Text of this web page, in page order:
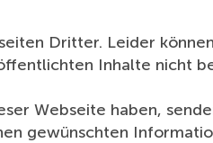
Dritter. Leider
Inhalte nicht
Webseite haben,
gewünschten